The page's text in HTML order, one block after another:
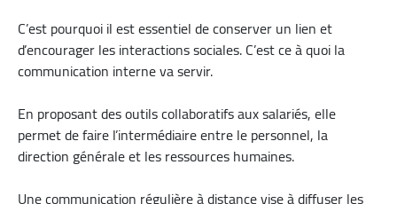
C’est pourquoi il est essentiel de conserver un lien et
d’encourager les interactions sociales. C’est ce à quoi la
communication interne va servir.
En proposant des outils collaboratifs aux salariés, elle
permet de faire l’intermédiaire entre le personnel, la
direction générale et les ressources humaines.
Une communication régulière à distance vise à diffuser les